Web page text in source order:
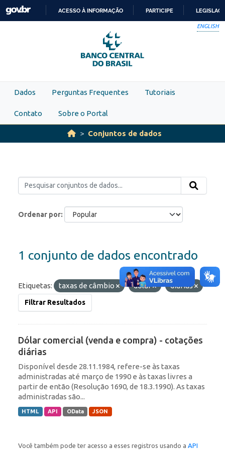
Skip to main content
PARA
O
CONTEÚDO
ACESSO À INFORMAÇÃO PARTICIPE
ENGLISH
Dados Perguntas Frequentes Tutoriais
Contato Sobre o Portal
Conjuntos de dados
Ordenar por
1 conjunto de dados encontrado
Etiquetas: taxas de câmbio dólar diárias
Filtrar Resultados
Dólar comercial (venda e compra) - cotações
diárias
Disponível desde 28.11.1984, refere-se às taxas
administradas até março de 1990 e às taxas livres a
partir de então (Resolução 1690, de 18.3.1990). As taxas
administradas são...
HTML API OData JSON
Você também pode ter acesso a esses registros usando a API